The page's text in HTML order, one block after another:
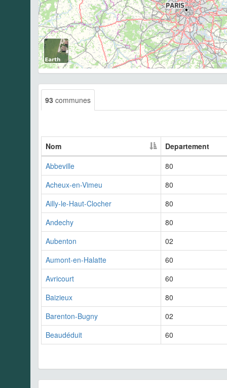
93 communes
Nom
Departement
Abbeville
80
Acheux-en-Vimeu
80
Ailly-le-Haut-Clocher
80
Andechy
80
Aubenton
02
Aumont-en-Halatte
60
Avricourt
60
Baizieux
80
Barenton-Bugny
02
Beaudéduit
60